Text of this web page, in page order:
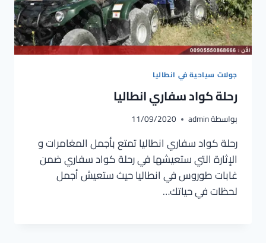
جولات سياحية في انطاليا
رحلة كواد سفاري انطاليا
بواسطةadmin
11/09/2020
رحلة كواد سفاري انطاليا تمتع بأجمل المغامرات و
الإثارة التي ستعيشها في رحلة كواد سفاري ضمن
غابات طوروس في انطاليا حيث ستعيش أجمل
لحظات في حياتك…